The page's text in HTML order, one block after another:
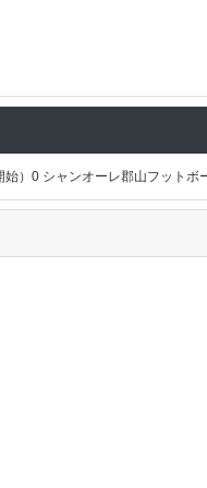
）0 シャンオーレ郡山フットボ